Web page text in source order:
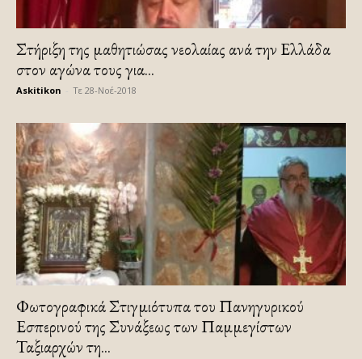
Στήριξη της μαθητιώσας νεολαίας ανά την Ελλάδα
στον αγώνα τους για...
Askitikon Τε 28-Νοέ-2018
Φωτογραφικά Στιγμιότυπα του Πανηγυρικού
Εσπερινού της Συνάξεως των Παμμεγίστων
Ταξιαρχών τη...